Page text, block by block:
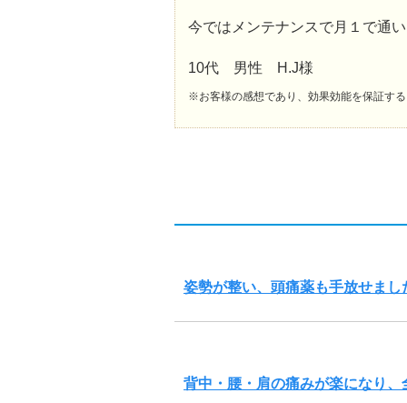
今ではメンテナンスで月１で通
10代 男性 H.J様
※お客様の感想であり、効果効能を保証す
姿勢が整い、頭痛薬も手放せまし
背中・腰・肩の痛みが楽になり